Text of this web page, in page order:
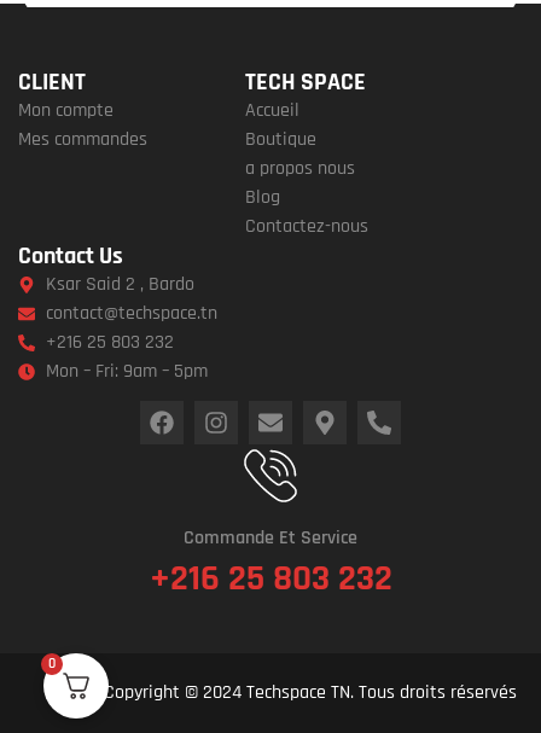
0
CLIENT
Mon compte
Mes commandes
TECH SPACE
Accueil
Boutique
a propos nous
Blog
Contactez-nous
Contact Us
Ksar Said 2 , Bardo
contact@techspace.tn
+216 25 803 232
Mon – Fri: 9am – 5pm
Commande Et Service
+216 25 803 232
Copyright © 2024 Techspace TN. Tous droits réservés